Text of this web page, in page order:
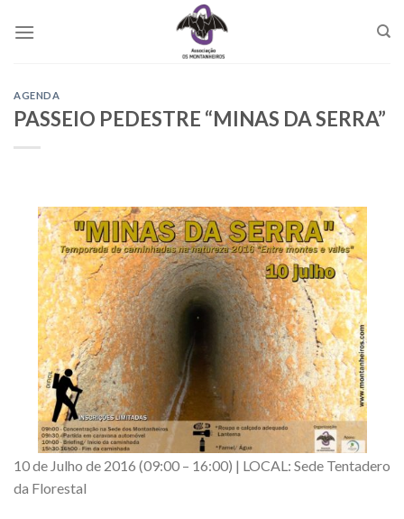
AGENDA
PASSEIO PEDESTRE “MINAS DA SERRA”
10 de Julho de 2016 (09:00 – 16:00) | LOCAL: Sede Tentadero
da Florestal